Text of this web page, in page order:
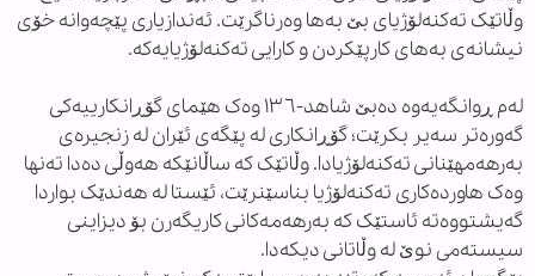
وڵاتێک تەکنەلۆژیای بێ بەها وەرناگرێت. ئەندازیاری پێچەوانە خۆی
نیشانەی بەهای کارپێکردن و کارایی تەکنەلۆژیایەکە.
لەم ڕوانگەیەوە دەبێ شاهد-١٣٦ وەک هێمای گۆڕانکارییەکی
گەورەتر سەیر بکرێت؛ گۆڕانکاری لە پێگەی ئێران لە زنجیرەی
بەرهەمهێنانی تەکنەلۆژیادا. وڵاتێک کە ساڵانێکە هەوڵی دەدا تەنها
وەک هاوردەکاری تەکنەلۆژیا بناسێنرێت، ئێستا لە هەندێک بواردا
گەیشتووەتە ئاستێک کە بەرهەمەکانی کاریگەرن بۆ دیزاینی
سیستەمی نوێ لە وڵاتانی دیکەدا.